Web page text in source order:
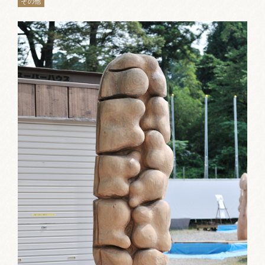
お祭りカレンダー
南砺文化地図
写真館
郷土資料
NANTO Wiki
市内団体の方
お問い合わせ
サイトマップ リンク集
著作権について
プライバシーポリシー